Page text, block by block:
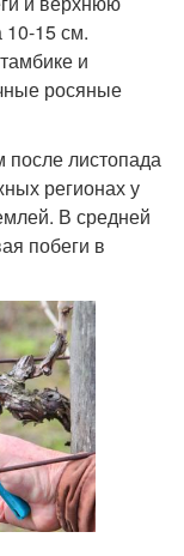
10-15 см.
и
росяные
после листопада
регионах у
В средней
побеги в